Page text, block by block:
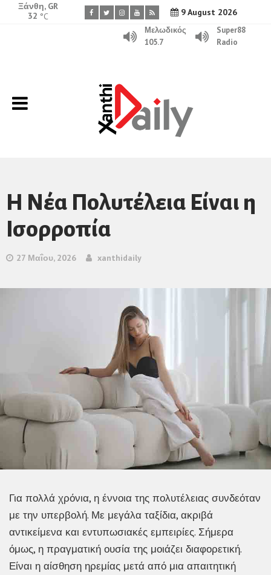
9 August 2026
Ξάνθη, GR
32 °C
Μελωδικός
105.7
Super88
Radio
Η Νέα Πολυτέλεια Είναι η
Ισορροπία
27 Μαΐου, 2026 xanthidaily
Για πολλά χρόνια, η έννοια της πολυτέλειας συνδεόταν
με την υπερβολή. Με μεγάλα ταξίδια, ακριβά
αντικείμενα και εντυπωσιακές εμπειρίες. Σήμερα
όμως, η πραγματική ουσία της μοιάζει διαφορετική.
Είναι η αίσθηση ηρεμίας μετά από μια απαιτητική